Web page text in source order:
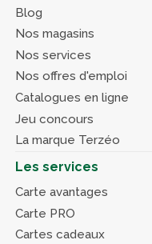
Blog
Nos magasins
Nos services
Nos offres d'emploi
Catalogues en ligne
Jeu concours
La marque Terzéo
Les services
Carte avantages
Carte PRO
Cartes cadeaux